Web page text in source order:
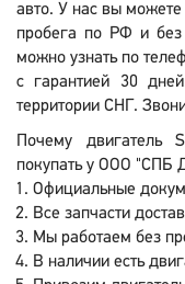
авто. У нас вы можете
пробега по РФ и
можно узнать по
с гарантией 30
территории СНГ.
Почему двигатель
покупать у ООО "СПБ
Официальные
Все запчасти
Мы работаем без
В наличии есть